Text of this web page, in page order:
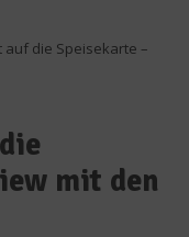
auf die Speisekarte –
mit den